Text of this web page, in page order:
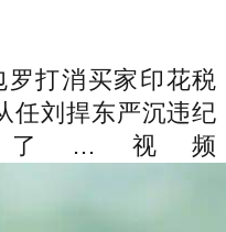
打消买家印花税
任刘捍东严沉违纪
…视频